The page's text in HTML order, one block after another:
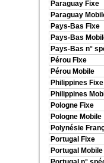
Paraguay Fixe
Paraguay
Pays-Bas Fixe
Pays-Bas
Pays-Bas n°
Pérou Fixe
Pérou Mobile
Philippines Fixe
Philippines
Pologne Fixe
Pologne Mobile
Polynésie
Portugal Fixe
Portugal Mobile